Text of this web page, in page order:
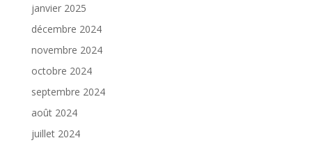
janvier 2025
décembre 2024
novembre 2024
octobre 2024
septembre 2024
août 2024
juillet 2024